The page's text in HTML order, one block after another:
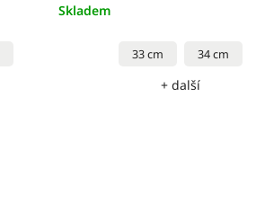
Skladem
33 cm 34 cm
+ další